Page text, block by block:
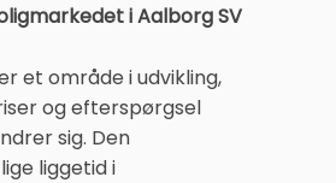
i Aalborg SV
et område i udvikling,
og efterspørgsel
sig. Den
liggetid i